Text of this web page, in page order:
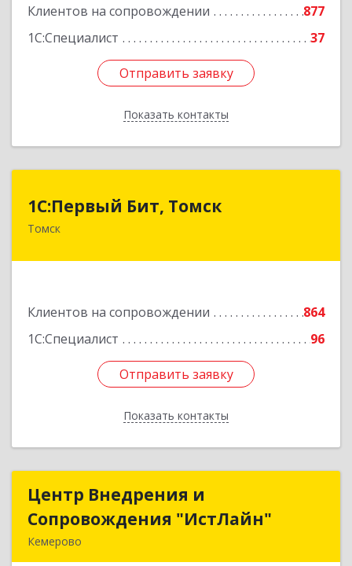
Клиентов на сопровождении
877
1С:Специалист
37
Отправить заявку
Показать контакты
Отправить заявку
Назад
1С:Первый Бит, Томск
Томск
Клиентов на сопровождении
864
1С:Специалист
96
Отправить заявку
Показать контакты
634041, Томская обл, Томск г, Кирова пр-кт,
Отправить заявку
Назад
Центр Внедрения и
Сопровождения "ИстЛайн"
Кемерово
Центр Внедрения и
Сопровождения "ИстЛайн"